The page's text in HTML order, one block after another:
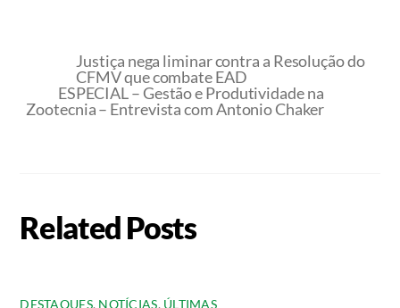
Justiça nega liminar contra a Resolução do
CFMV que combate EAD
ESPECIAL – Gestão e Produtividade na
Zootecnia – Entrevista com Antonio Chaker
Related Posts
DESTAQUES, NOTÍCIAS, ÚLTIMAS